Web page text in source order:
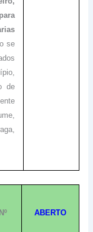
se
de
ABERTO